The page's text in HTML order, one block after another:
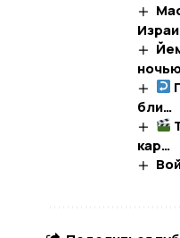
бли…
кар…